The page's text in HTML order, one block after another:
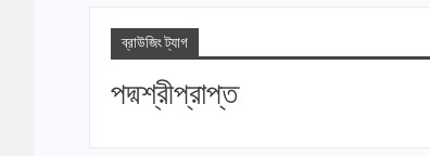
ব্রাউজিং ট্যাগ
পদ্মশ্রীপ্রাপ্ত